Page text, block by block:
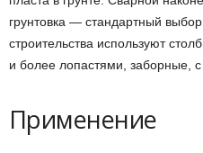
грунтовка — стандартный
строительства используют
и более лопастями, заборные,
Применение